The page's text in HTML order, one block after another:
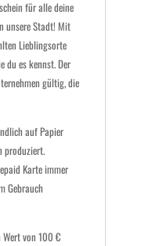
für alle deine
unsere Stadt! Mit
Lieblingsorte
du es kennst. Der
gültig, die
auf Papier
produziert.
Karte immer
Gebrauch
von 100 €